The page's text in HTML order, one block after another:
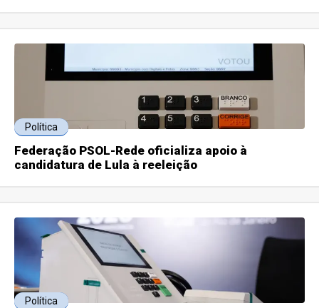
Política
Federação PSOL-Rede oficializa apoio à
candidatura de Lula à reeleição
Política